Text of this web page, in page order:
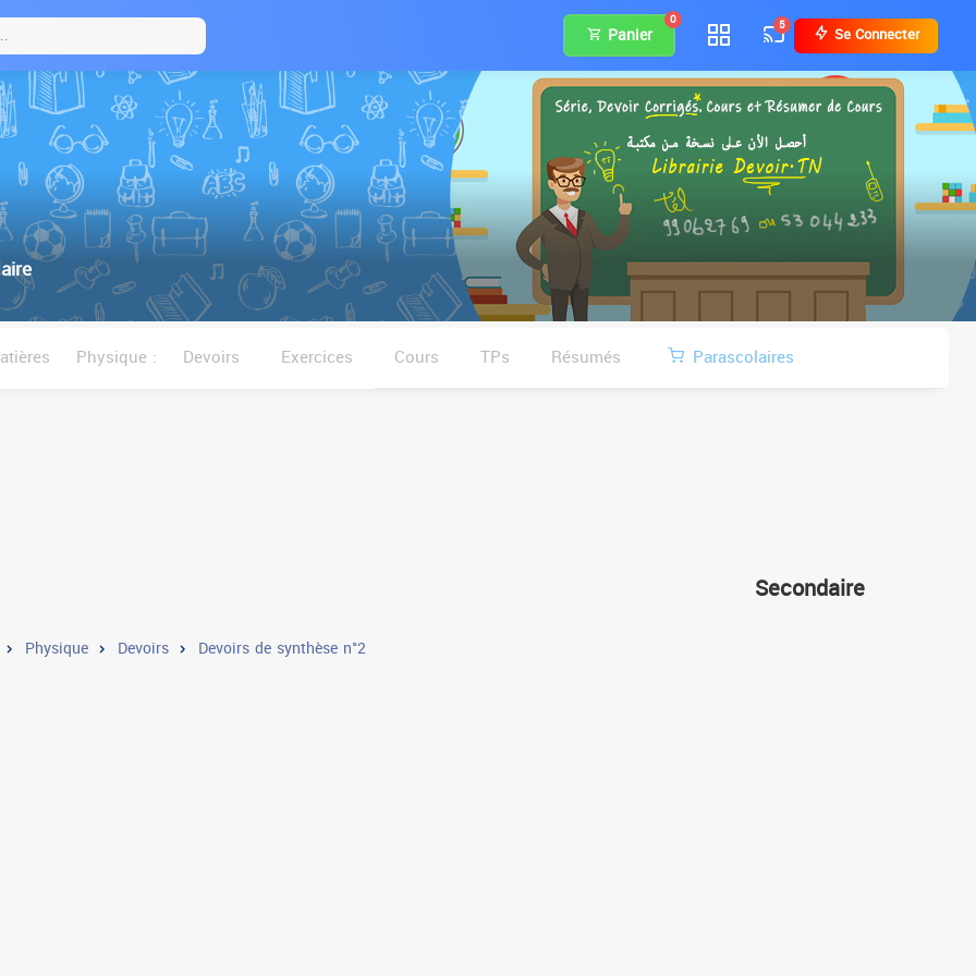
Panier
0 5 Se Connecter
Physique : Devoirs Exercices Cours TPs Résumés Parascolaires
Secondaire
Physique Devoirs Devoirs de synthèse n°2